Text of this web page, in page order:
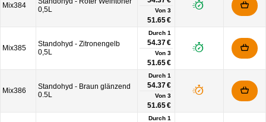
Mix384
0,5L
Von 3
51.65 €
Mix385
Standohyd - Zitronengelb
0,5L
Durch 1
54.37 €
Von 3
51.65 €
Mix386
Standohyd - Braun glänzend
0.5L
Durch 1
54.37 €
Von 3
51.65 €
Durch 1